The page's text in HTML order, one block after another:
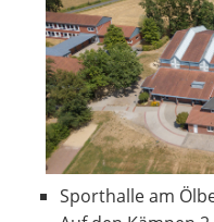
Sporthalle am